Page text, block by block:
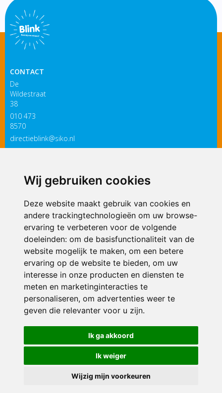
Wij gebruiken cookies
Deze website maakt gebruik van cookies en
andere trackingtechnologieën om uw browse-
ervaring te verbeteren voor de volgende
doeleinden: om de basisfunctionaliteit van de
website mogelijk te maken, om een betere
ervaring op de website te bieden, om uw
interesse in onze producten en diensten te
meten en marketinginteracties te
personaliseren, om advertenties weer te
geven die relevanter voor u zijn.
Ik ga akkoord
Ik weiger
Wijzig mijn voorkeuren
CONTACT
De
Wildestraat
38
010 473
8570
directieblink@siko.nl
3119 PM
ONDERDEEL VAN
© 2026 IKC Blink | Alle rechten voorbehouden
Privacy policy|Disclaimer| Klachtenregeling|RSIN en Anbi
voorkeuren
Crealisatie The MindOffice